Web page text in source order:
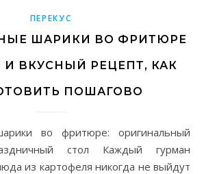
ПЕРЕКУС
ШАРИКИ ВО ФРИТЮРЕ
И ВКУСНЫЙ РЕЦЕПТ, КАК
ПОШАГОВО
стол Каждый гурман
из картофеля никогда не выйдут